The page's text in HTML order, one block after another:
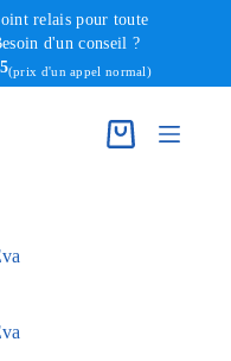
relais pour toute
d'un conseil ?
(prix d'un appel normal)